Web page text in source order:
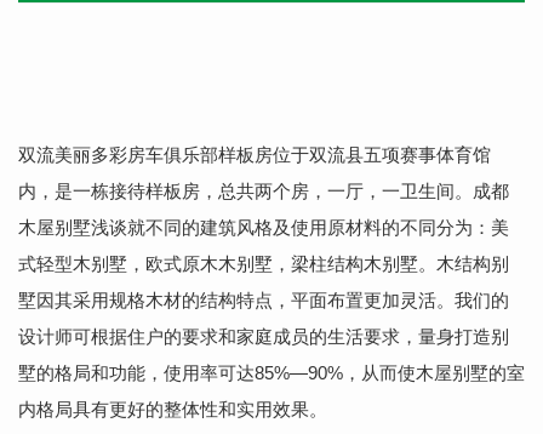
双流美丽多彩房车俱乐部样板房位于双流县五项赛事体育馆
内，是一栋接待样板房，总共两个房，一厅，一卫生间。成都
木屋别墅浅谈就不同的建筑风格及使用原材料的不同分为：美
式轻型木别墅，欧式原木木别墅，梁柱结构木别墅。木结构别
墅因其采用规格木材的结构特点，平面布置更加灵活。我们的
设计师可根据住户的要求和家庭成员的生活要求，量身打造别
墅的格局和功能，使用率可达85%—90%，从而使木屋别墅的室
内格局具有更好的整体性和实用效果。